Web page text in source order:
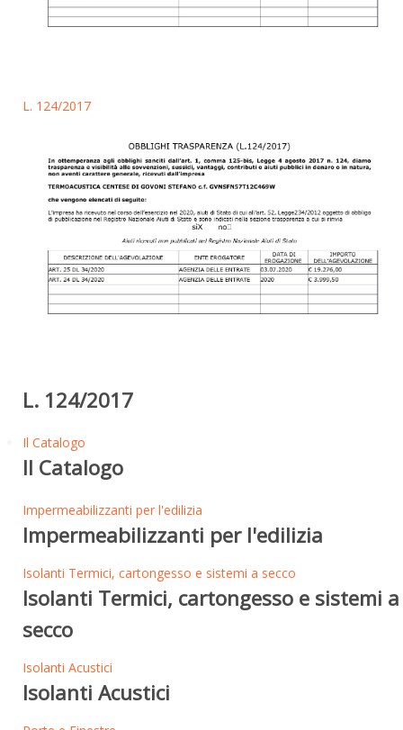
L. 124/2017
L. 124/2017
Il Catalogo
Il Catalogo
Impermeabilizzanti per l'edilizia
Impermeabilizzanti per l'edilizia
Isolanti Termici, cartongesso e sistemi a secco
Isolanti Termici, cartongesso e sistemi a
secco
Isolanti Acustici
Isolanti Acustici